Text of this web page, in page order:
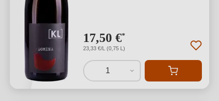
17,50 €*
23,33 €/L (0,75 L)
1